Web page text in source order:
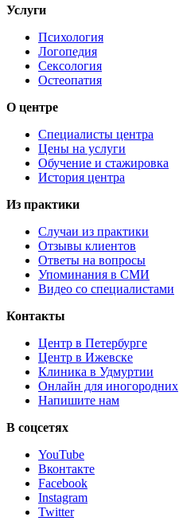
Услуги
Психология
Логопедия
Сексология
Остеопатия
О центре
Специалисты центра
Цены на услуги
Обучение и стажировка
История центра
Из практики
Случаи из практики
Отзывы клиентов
Ответы на вопросы
Упоминания в СМИ
Видео со специалистами
Контакты
Центр в Петербурге
Центр в Ижевске
Клиника в Удмуртии
Онлайн для иногородних
Напишите нам
В соцсетях
YouTube
Вконтакте
Facebook
Instagram
Twitter